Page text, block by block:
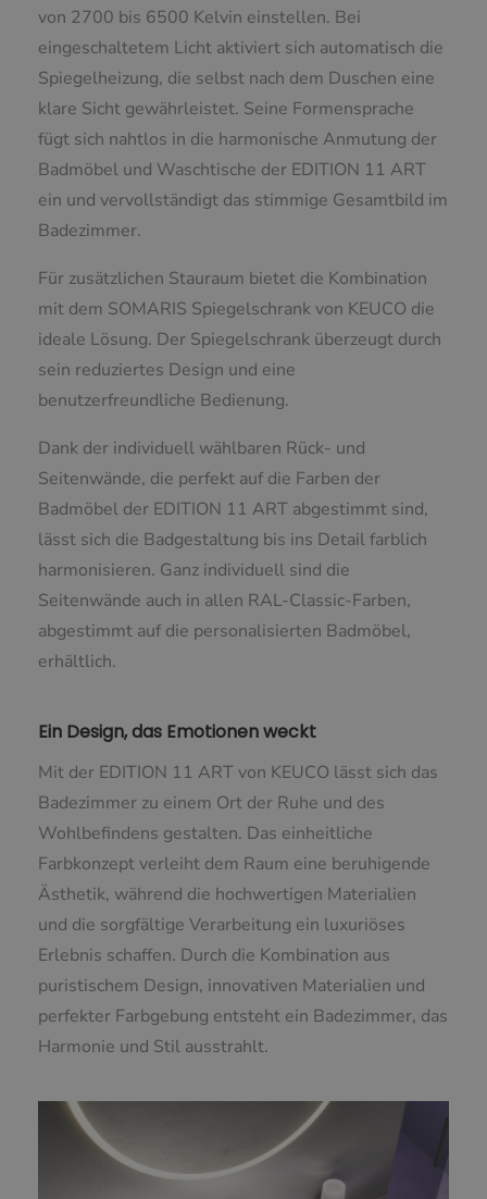
von 2700 bis 6500 Kelvin einstellen. Bei
eingeschaltetem Licht aktiviert sich automatisch die
Spiegelheizung, die selbst nach dem Duschen eine
klare Sicht gewährleistet. Seine Formensprache
fügt sich nahtlos in die harmonische Anmutung der
Badmöbel und Waschtische der EDITION 11 ART
ein und vervollständigt das stimmige Gesamtbild im
Badezimmer.
Für zusätzlichen Stauraum bietet die Kombination
mit dem SOMARIS Spiegelschrank von KEUCO die
ideale Lösung. Der Spiegelschrank überzeugt durch
sein reduziertes Design und eine
benutzerfreundliche Bedienung.
Dank der individuell wählbaren Rück- und
Seitenwände, die perfekt auf die Farben der
Badmöbel der EDITION 11 ART abgestimmt sind,
lässt sich die Badgestaltung bis ins Detail farblich
harmonisieren. Ganz individuell sind die
Seitenwände auch in allen RAL-Classic-Farben,
abgestimmt auf die personalisierten Badmöbel,
erhältlich.
Ein Design, das Emotionen weckt
Mit der EDITION 11 ART von KEUCO lässt sich das
Badezimmer zu einem Ort der Ruhe und des
Wohlbefindens gestalten. Das einheitliche
Farbkonzept verleiht dem Raum eine beruhigende
Ästhetik, während die hochwertigen Materialien
und die sorgfältige Verarbeitung ein luxuriöses
Erlebnis schaffen. Durch die Kombination aus
puristischem Design, innovativen Materialien und
perfekter Farbgebung entsteht ein Badezimmer, das
Harmonie und Stil ausstrahlt.